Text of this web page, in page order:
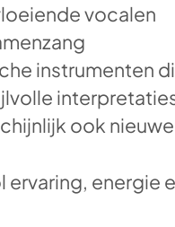
vocalen
instrumenten
ook
ervaring, energie